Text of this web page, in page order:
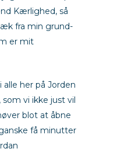
Kærlighed, så
fra min grund-
er mit
alle her på Jorden
vi ikke just vil
blot at åbne
få minutter